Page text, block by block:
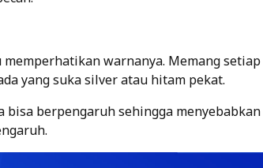
warnanya. Memang setiap
yang suka silver atau hitam pekat.
berpengaruh sehingga menyebabkan